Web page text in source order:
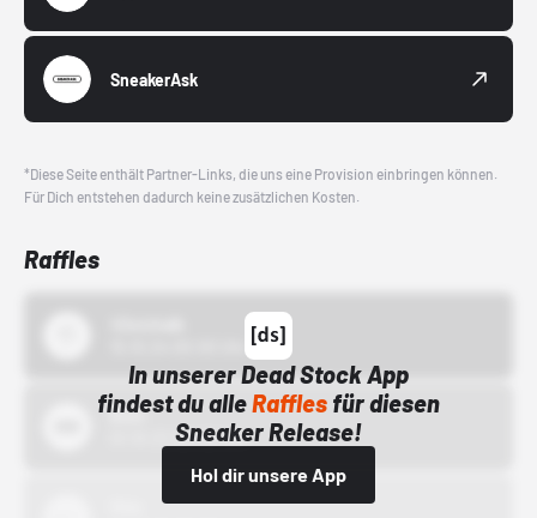
SneakerAsk
*Diese Seite enthält Partner-Links, die uns eine Provision einbringen können.
Für Dich entstehen dadurch keine zusätzlichen Kosten.
Raffles
In unserer Dead Stock App
findest du alleRafflesfür diesen
Sneaker Release!
Hol dir unsere App
Bstn
01.10.22 00:00 Uhr